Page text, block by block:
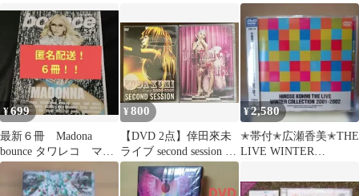
ショート・フィルム・
コレクション
¥699
最新６冊 Madona
bounce タワレコ マド
ンナ towerrecord
¥800
⁠【DVD 2点】倖田來未
ライブ second session /
TRICK
¥2,580
✭帯付✭広瀬香美✭THE
LIVE WINTER